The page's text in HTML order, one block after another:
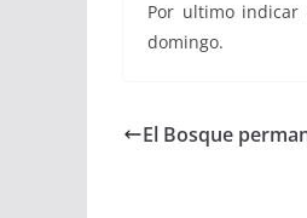
Por ultimo
domingo.
El Bosque